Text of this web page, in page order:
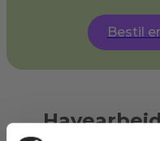
Bestil